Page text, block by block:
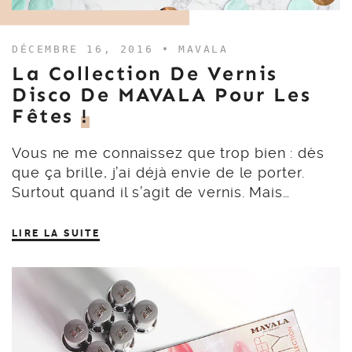
DÉCEMBRE 16, 2016 •MAVALA
La Collection De Vernis
Disco De MAVALA Pour Les
Fêtes !
Vous ne me connaissez que trop bien : dès
que ça brille, j’ai déjà envie de le porter.
Surtout quand il s’agit de vernis. Mais…
LIRE LA SUITE